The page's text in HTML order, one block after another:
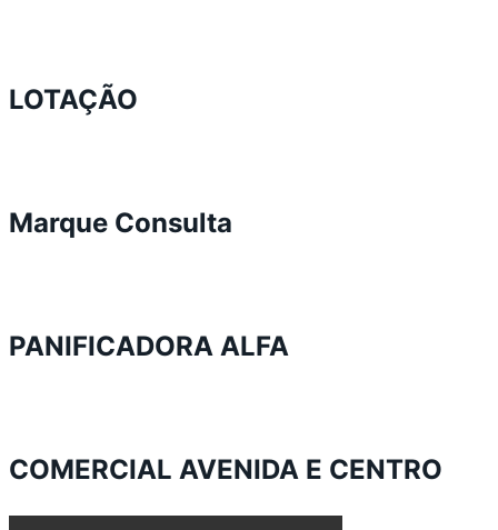
LOTAÇÃO
Marque Consulta
PANIFICADORA ALFA
COMERCIAL AVENIDA E CENTRO